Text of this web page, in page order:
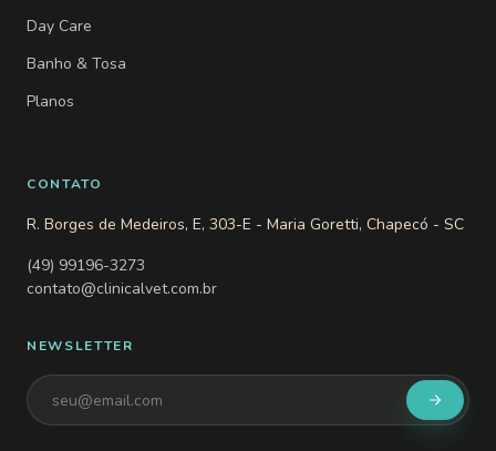
Day Care
Banho & Tosa
Planos
CONTATO
R. Borges de Medeiros, E, 303-E - Maria Goretti, Chapecó - SC
(49) 99196-3273
contato@clinicalvet.com.br
NEWSLETTER